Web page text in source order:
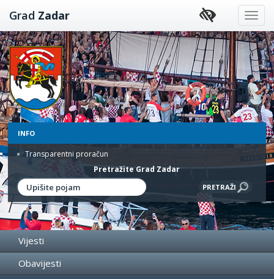
Preskoči
na
sadržaj
Grad Zadar
INFO
Transparentni proračun
Pretražite Grad Zadar
Vijesti
Obavijesti